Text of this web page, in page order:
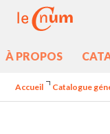
À PROPOS
Accueil Catalogue